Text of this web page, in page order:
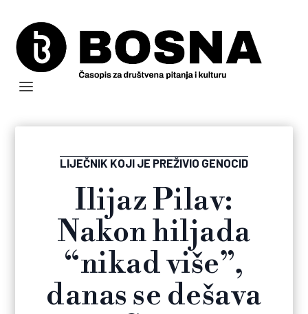
LIJEČNIK KOJI JE PREŽIVIO GENOCID
Ilijaz Pilav:
Nakon hiljada
“nikad više”,
danas se dešava